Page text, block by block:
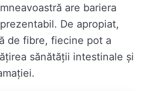
are bariera
De apropiat,
de fibre, fiecine pot a
sănătății intestinale și